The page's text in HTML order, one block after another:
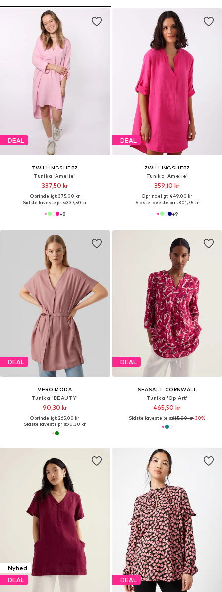
DEAL
ZWILLINGSHERZ
Tunika 'Amelie'
337,50 kr
Oprindeligt: 375,00 kr
Sidste laveste pris:337,50 kr
+8
DEAL
ZWILLINGSHERZ
Tunika 'Amelie'
359,10 kr
Oprindeligt: 449,00 kr
Sidste laveste pris:301,75 kr
+9
DEAL
VERO MODA
Tunika 'BEAUTY'
90,30 kr
Oprindeligt: 265,00 kr
Sidste laveste pris:90,30 kr
DEAL
SEASALT CORNWALL
Tunika 'Op Art'
465,50 kr
Sidste laveste pris:665,00 kr-30%
Nyhed
DEAL
DEAL